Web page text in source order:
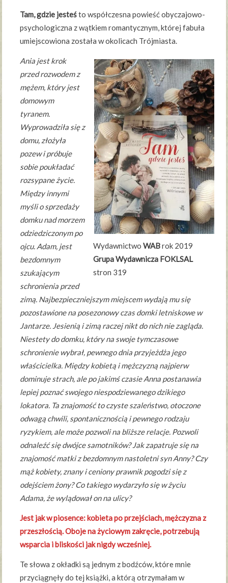
Tam, gdzie jesteśto współczesna powieść obyczajowo-
psychologiczna z wątkiem romantycznym, której fabuła
umiejscowiona została w okolicach Trójmiasta.
Wydawnictwo WABrok 2019
Grupa Wydawnicza FOKLSAL
stron 319
Ania jest krok
przed rozwodem z
mężem, który jest
domowym
tyranem.
Wyprowadziła się z
domu, złożyła
pozew i próbuje
sobie poukładać
rozsypane życie.
Między innymi
myśli o sprzedaży
domku nad morzem
odziedziczonym po
ojcu. Adam, jest
bezdomnym
szukającym
schronienia przed
zimą. Najbezpieczniejszym miejscem wydają mu się
pozostawione na posezonowy czas domki letniskowe w
Jantarze. Jesienią i zimą raczej nikt do nich nie zagląda.
Niestety do domku, który na swoje tymczasowe
schronienie wybrał, pewnego dnia przyjeżdża jego
właścicielka. Między kobietą i mężczyzną najpierw
dominuje strach, ale po jakimś czasie Anna postanawia
lepiej poznać swojego niespodziewanego dzikiego
lokatora. Ta znajomość to czyste szaleństwo, otoczone
odwagą chwili, spontanicznością i pewnego rodzaju
ryzykiem, ale może pozwoli na bliższe relacje. Pozwoli
odnaleźć się dwójce samotników? Jak zapatruje się na
znajomość matki z bezdomnym nastoletni syn Anny? Czy
mąż kobiety, znany i ceniony prawnik pogodzi się z
odejściem żony? Co takiego wydarzyło się w życiu
Adama, że wylądował on na ulicy?
Jest jak w piosence: kobieta po przejściach, mężczyzna z
przeszłością. Oboje na życiowym zakręcie, potrzebują
wsparcia i bliskości jak nigdy wcześniej.
Te słowa z okładki są jednym z bodźców, które mnie
przyciągnęły do tej książki, a którą otrzymałam w